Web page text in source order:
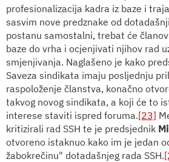
profesionalizacija kadra iz baze i
sasvim nove predznake od
postanu samostalni, trebat će
baze do vrha i ocjenjivati njihov rad
smjenjivanja. Naglašeno je kako
Saveza sindikata imaju posljednju
raspoloženje članstva, konačno
takvog novog sindikata, a koji će to
interese staviti ispred foruma.[23]
kritizirali rad SSH te je predsjednik
otvoreno istaknuo kako im je jedan
žabokrečinu" dotadašnjeg rada SSH.